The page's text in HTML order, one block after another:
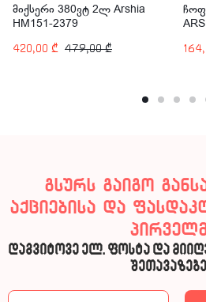
მიქსერი 380ვტ 2ლ Arshia
HM151-2379
420,00 ₾ 479,00₾
გსურს გაიგო
აქციებისა და
დაგვიტოვე ელ. ფოსტა და